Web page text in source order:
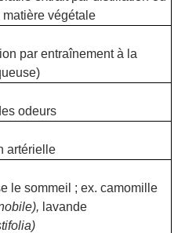
végétale
par entraînement à la
odeurs
artérielle
le sommeil ; ex. camomille
lavande